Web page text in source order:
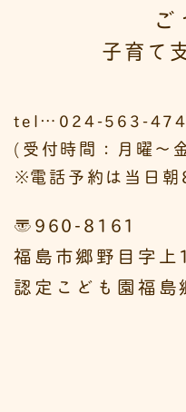
子育て
tel…024-563-
(受付時間：月曜
※電話予約は当日
〒960-8161
福島市郷野目字上
認定こども園福島